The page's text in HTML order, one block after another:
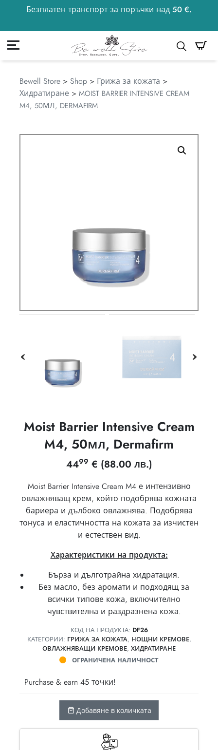
Безплатен транспорт за поръчки над 50 €.
50 €
Моята сметка
Bewell Store > Shop > Грижа за кожата >
Хидратиране > MOIST BARRIER INTENSIVE CREAM
M4, 50МЛ, DERMAFIRM
Moist Barrier Intensive Cream
M4, 50мл, Dermafirm
4499 € (88.00 лв.)
Moist Barrier Intensive Cream M4 е интензивно
овлажняващ крем, който подобрява кожната
бариера и дълбоко овлажнява. Подобрява
тонуса и еластичността на кожата за изчистен
и естествен вид.
Характеристики на продукта:
Бърза и дълготрайна хидратация.
Без масло, без аромати и подходящ за
всички типове кожа, включително
чувствителна и раздразнена кожа.
КОД НА ПРОДУКТА: DF26
КАТЕГОРИИ: ГРИЖА ЗА КОЖАТА, НОЩНИ КРЕМОВЕ,
ОВЛАЖНЯВАЩИ КРЕМОВЕ, ХИДРАТИРАНЕ
ОГРАНИЧЕНА НАЛИЧНОСТ
Purchase & earn 45 точки!
Добавяне в количката